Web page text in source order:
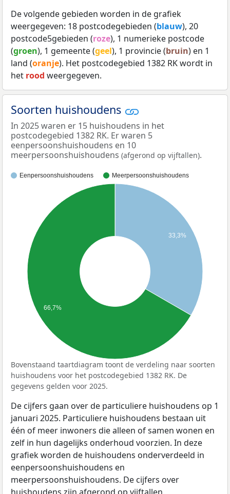
De volgende gebieden worden in de grafiek
weergegeven: 18 postcodegebieden (blauw), 20
postcode5gebieden (roze), 1 numerieke postcode
(groen), 1 gemeente (geel), 1 provincie (bruin) en 1
land (oranje). Het postcodegebied 1382 RK wordt in
het rood weergegeven.
Soorten huishoudens
In 2025 waren er 15 huishoudens in het
postcodegebied 1382 RK. Er waren 5
eenpersoonshuishoudens en 10
meerpersoonshuishoudens (afgerond op vijftallen).
Eenpersoonshuishoudens Meerpersoonshuishoudens
33,3%
66,7%
Bovenstaand taartdiagram toont de verdeling naar soorten
huishoudens voor het postcodegebied 1382 RK. De
gegevens gelden voor 2025.
De cijfers gaan over de particuliere huishoudens op 1
januari 2025. Particuliere huishoudens bestaan uit
één of meer inwoners die alleen of samen wonen en
zelf in hun dagelijks onderhoud voorzien. In deze
grafiek worden de huishoudens onderverdeeld in
eenpersoonshuishoudens en
meerpersoonshuishoudens. De cijfers over